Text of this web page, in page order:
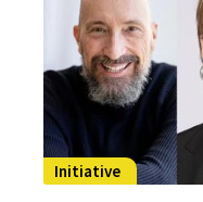
Initiative